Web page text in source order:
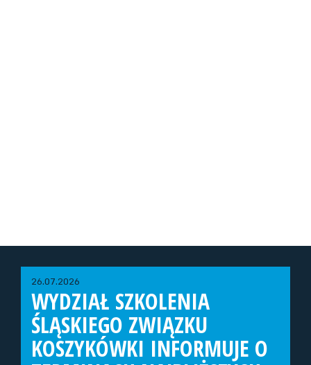
26.07.2026
WYDZIAŁ SZKOLENIA
ŚLĄSKIEGO ZWIĄZKU
KOSZYKÓWKI INFORMUJE O